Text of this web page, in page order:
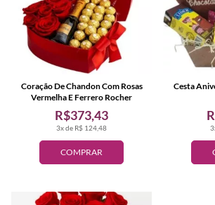
COMPRAR
3x de R$ 124,48
R$373,43
Coração De Chandon Com Rosas
Vermelha E Ferrero Rocher
Cesta